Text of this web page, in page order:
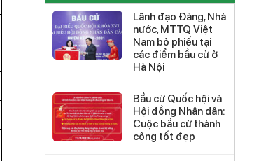
Lãnh đạo Đảng, Nhà
nước, MTTQ Việt
Nam bỏ phiếu tại
các điểm bầu cử ở
Hà Nội
Bầu cử Quốc hội và
Hội đồng Nhân dân:
Cuộc bầu cử thành
công tốt đẹp